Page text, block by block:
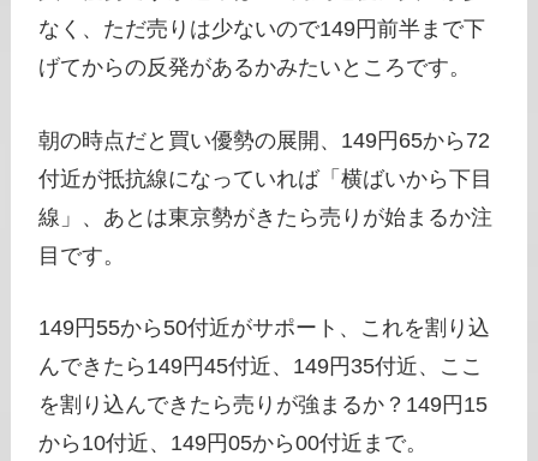
なく、ただ売りは少ないので149円前半まで下
げてからの反発があるかみたいところです。
朝の時点だと買い優勢の展開、149円65から72
付近が抵抗線になっていれば「横ばいから下目
線」、あとは東京勢がきたら売りが始まるか注
目です。
149円55から50付近がサポート、これを割り込
んできたら149円45付近、149円35付近、ここ
を割り込んできたら売りが強まるか？149円15
から10付近、149円05から00付近まで。